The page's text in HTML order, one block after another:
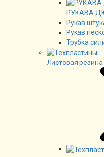
РУКАВА
Рукав
Рукав
Трубка
Листовая резина